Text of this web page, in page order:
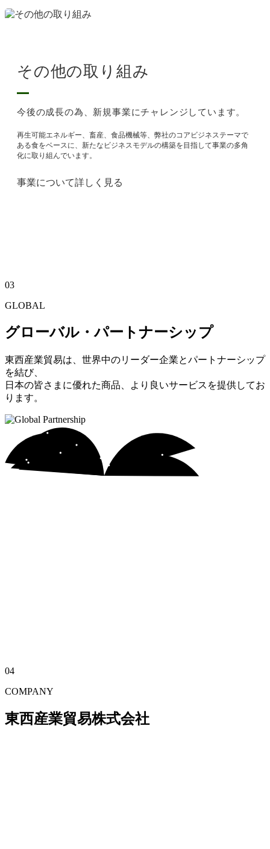
その他の取り組み
今後の成長の為、新規事業にチャレンジしています。
再生可能エネルギー、畜産、食品機械等、弊社のコアビジネステーマで
ある食をベースに、新たなビジネスモデルの構築を目指して事業の多角
化に取り組んでいます。
事業について詳しく見る
03
GLOBAL
グローバル・パートナーシップ
東西産業貿易は、世界中のリーダー企業とパートナーシップ
を結び、
日本の皆さまに優れた商品、より良いサービスを提供してお
ります。
04
COMPANY
東西産業貿易株式会社